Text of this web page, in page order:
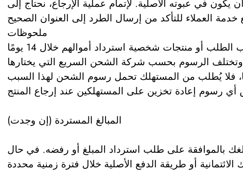
في عبوته الأصلية. لإتمام عملية الإرجاع، نحتاج إلى
ملحوظات
المبالغ المستردة (إن وجدت)
بالموافقة على طلب استرداد المبلغ أو رفضه. في حال